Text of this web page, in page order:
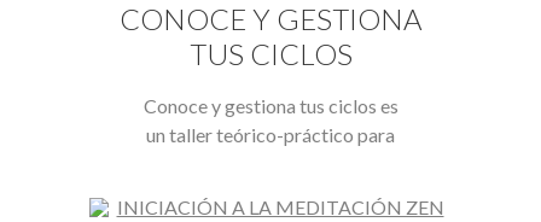
CONOCE Y GESTIONA
TUS CICLOS
Conoce y gestiona tus ciclos es
un taller teórico-práctico para